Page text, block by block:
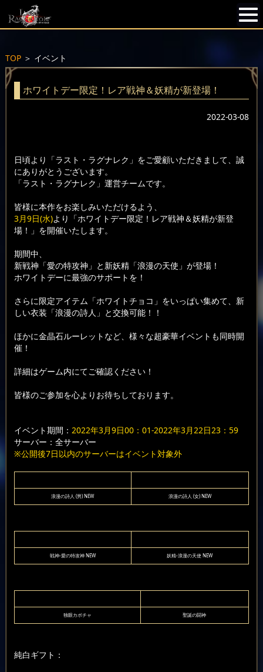
TOP＞ イベント
ホワイトデー限定！レア戦神＆妖精が新登場！
2022-03-08
日頃より「ラスト・ラグナレク」をご愛顧いただきまして、誠
にありがとうございます。
「ラスト・ラグナレク」運営チームです。
皆様に本作をお楽しみいただけるよう、
3月9日(水)より「ホワイトデー限定！レア戦神＆妖精が新登
場！」を開催いたします。
期間中、
新戦神「愛の特攻神」と新妖精「浪漫の天使」が登場！
ホワイトデーに最強のサポートを！
さらに限定アイテム「ホワイトチョコ」をいっぱい集めて、新
しい衣装「浪漫の詩人」と交換可能！！
ほかに金晶石ルーレットなど、様々な超豪華イベントも同時開
催！
詳細はゲーム内にてご確認ください！
皆様のご参加を心よりお待ちしております。
イベント期間： 2022年3月9日00：01-2022年3月22日23：59
サーバー：全サーバー
※公開後7日以内のサーバーはイベント対象外
浪漫の詩人 (男) NEW 浪漫の詩人 (女) NEW
戦神-愛の特攻神 NEW 妖精-浪漫の天使 NEW
独眼カボチャ 聖誕の闘神
純白ギフト：